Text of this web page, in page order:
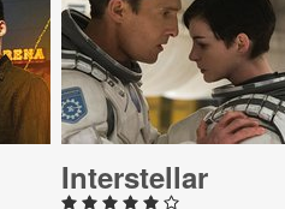
In­ter­stel­lar